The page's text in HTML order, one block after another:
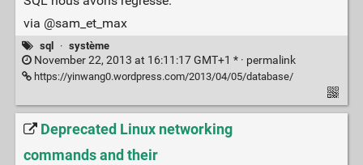
via @sam_et_max
sql · système
November 22, 2013 at 16:11:17 GMT+1 * · permalink
https://yinwang0.wordpress.com/2013/04/05/database/
Deprecated Linux networking
commands and their